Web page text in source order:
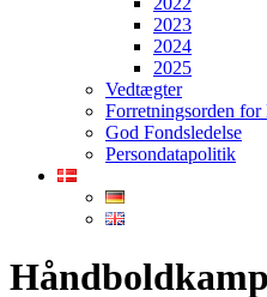
2023
2024
2025
Vedtægter
Forretningsorden for
God Fondsledelse
Persondatapolitik